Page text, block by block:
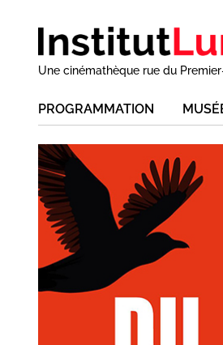
Une cinémathèque rue du
PROGRAMMATION